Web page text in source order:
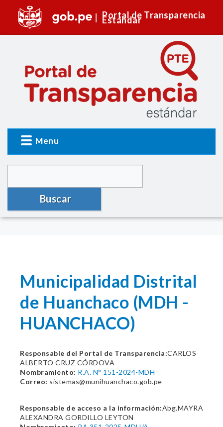
Portal de Transparencia
Estándar
Menu
Buscar
Municipalidad Distrital
de Huanchaco (MDH -
HUANCHACO)
Responsable del Portal de Transparencia:CARLOS
ALBERTO CRUZ CÓRDOVA
Nombramiento: R.A. N° 151-2024-MDH
Correo: sistemas@munihuanchaco.gob.pe
Responsable de acceso a la información:Abg.MAYRA
ALEXANDRA GORDILLO LEYTON